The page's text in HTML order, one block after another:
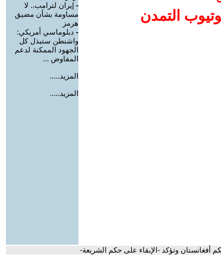
التمدن
- إيران لترامب.. لا
مساومة بشأن مضيق
هرمز
- دبلوماسي أمريكي:
واشنطن ستبذل كل
الجهود الممكنة لدعم
المفاوض ...
المزيد.....
المزيد.....
أفغانستان وتؤكد -الإبقاء على حكم الشريعة-